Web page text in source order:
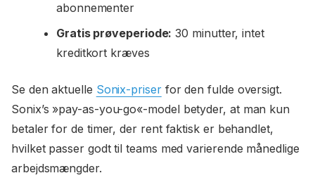
abonnementer
Gratis prøveperiode: 30 minutter, intet
kreditkort kræves
Se den aktuelle Sonix-priserfor den fulde oversigt.
Sonix’s »pay-as-you-go«-model betyder, at man kun
betaler for de timer, der rent faktisk er behandlet,
hvilket passer godt til teams med varierende månedlige
arbejdsmængder.